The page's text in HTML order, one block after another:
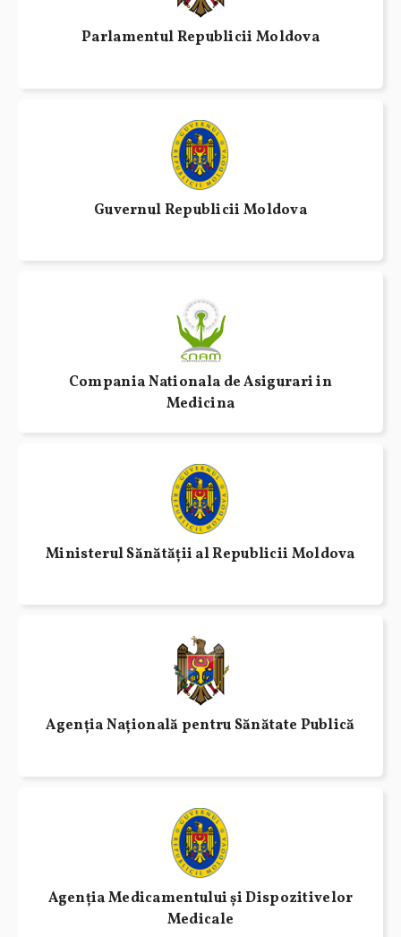
Parlamentul Republicii Moldova
Guvernul Republicii Moldova
Compania Nationala de Asigurari in
Medicina
Ministerul Sănătății al Republicii Moldova
Agenția Națională pentru Sănătate Publică
Agenția Medicamentului și Dispozitivelor
Medicale